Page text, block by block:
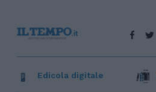
Edicola digitale